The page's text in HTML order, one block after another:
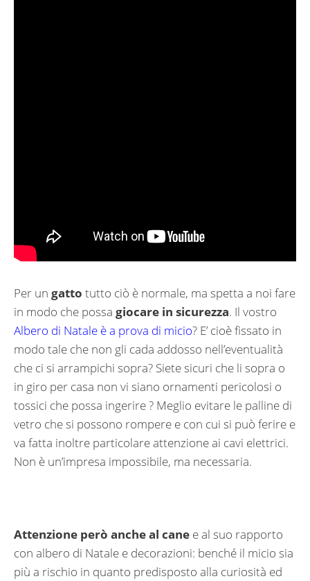
Per un gatto tutto ciò è normale, ma spetta a noi fare
in modo che possa giocare in sicurezza. Il vostro
Albero di Natale è a prova di micio? E’ cioè fissato in
modo tale che non gli cada addosso nell’eventualità
che ci si arrampichi sopra? Siete sicuri che li sopra o
in giro per casa non vi siano ornamenti pericolosi o
tossici che possa ingerire ? Meglio evitare le palline di
vetro che si possono rompere e con cui si può ferire e
va fatta inoltre particolare attenzione ai cavi elettrici.
Non è un’impresa impossibile, ma necessaria.
Attenzione però anche al cane e al suo rapporto
con albero di Natale e decorazioni: benché il micio sia
più a rischio in quanto predisposto alla curiosità ed